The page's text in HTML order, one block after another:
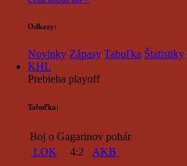
Odkazy:
Novinky Zápasy Tabuľka Štatistiky
KHL
Prebieha playoff
Tabuľka:
Boj o Gagarinov pohár
LOK
4:2 AKB